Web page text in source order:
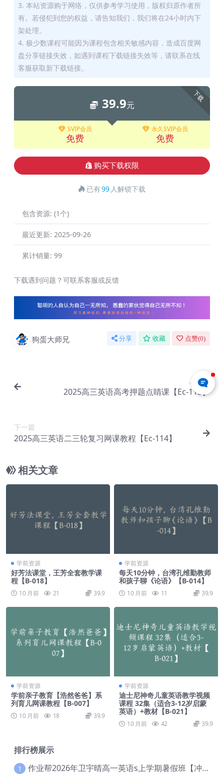
3. 本站资源购于网络，仅供参考学习使用，版权归原作者所
有。若侵犯到您的权益，请告知我们，我们将在24小时内下
架处理。
4. 极少数课程可能因为课程包含相关敏感内容，造成百度网
盘分享链接失效，如遇到课程下载链接失效等，请联系在线
客服获取新下载链接。
下载
39.9元
SVIP会员
免费
永久SVIP会员
免费
购买下载权限
已有99 人解锁下载
包含资源: (1个)
最近更新: 2025-09-26
累计销量: 99
下载遇到问题？可联系客服或反馈
狗蛋大师兄 分享 收藏 点赞(0)
上一篇
2025高三英语高考押题点睛课【Ec-112】
下一篇
2025高三英语二三轮复习网课教程【Ec-114】
相关文章
学前资源
好芳法课堂，王芳全套教学课
程【B-018】
10 月前 21 39.9
学前资源
每天10分钟，台湾孔维勤教师
和孩子聊《论语》【B-014】
10 月前 11 39.9
学前资源
学前亲子教育【浩然爸爸】系
列育儿网课教程【B-007】
10 月前 18 39.9
学前资源
迪士尼神奇儿童英语教学视频
课程 32集（适合3-12岁启蒙
英语）+教材【B-021】
10 月前 42 39.9
排行榜展示
1 作业帮2026年卫宇晴高一英语s上学期暑假班【冲顶班】【Ec-003】